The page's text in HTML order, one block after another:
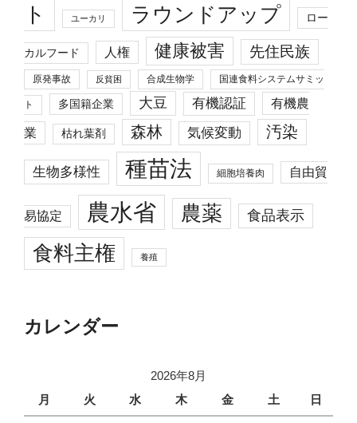
ト
ユーカリ ラウンドアップ ロー
カルフード 人権 健康被害 先住民族
原発事故 反貧困 合成生物学 国連食料システムサミッ
ト 多国籍企業 大豆 有機認証 有機農
業 枯れ葉剤 森林 気候変動 汚染
生物多様性 種苗法 細胞培養肉 自由貿
易協定 農水省 農薬 食品表示
食料主権 養殖
カレンダー
2026年8月
月
火 水 木 金 土 日